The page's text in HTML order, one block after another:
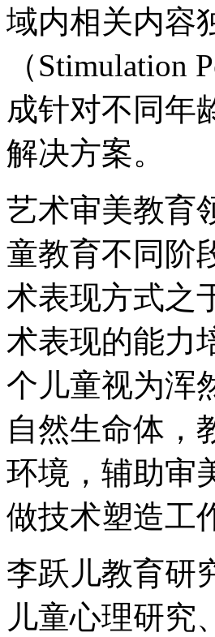
域内相关内容
（Stimulation
成针对不同年
解决方案。
艺术审美教育
童教育不同阶
术表现方式之
术表现的能力
个儿童视为浑
自然生命体，
环境，辅助审
做技术塑造工
李跃儿教育研
儿童心理研究